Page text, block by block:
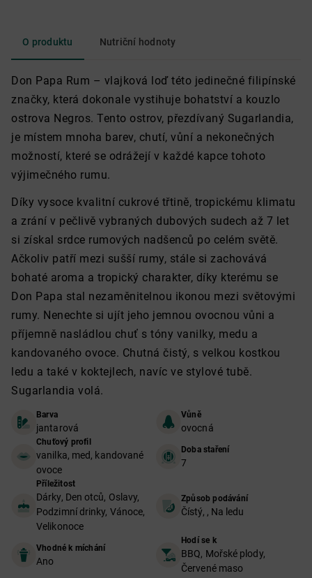
O produktu Nutriční hodnoty
Don Papa Rum – vlajková loď této jedinečné filipínské
značky, která dokonale vystihuje bohatství a kouzlo
ostrova Negros. Tento ostrov, přezdívaný Sugarlandia,
je místem mnoha barev, chutí, vůní a nekonečných
možností, které se odrážejí v každé kapce tohoto
výjimečného rumu.
Díky vysoce kvalitní cukrové třtině, tropickému klimatu
a zrání v pečlivě vybraných dubových sudech až 7 let
si získal srdce rumových nadšenců po celém světě.
Ačkoliv patří mezi sušší rumy, stále si zachovává
bohaté aroma a tropický charakter, díky kterému se
Don Papa stal nezaměnitelnou ikonou mezi světovými
rumy. Nenechte si ujít jeho jemnou ovocnou vůni a
příjemně nasládlou chuť s tóny vanilky, medu a
kandovaného ovoce. Chutná čistý, s velkou kostkou
ledu a také v koktejlech, navíc ve stylové tubě.
Sugarlandia volá.
Barva
jantarová
Vůně
ovocná
Chuťový profil
vanilka, med, kandované
ovoce
Doba staření
7
Příležitost
Dárky, Den otců, Oslavy,
Podzimní drinky, Vánoce,
Velikonoce
Způsob podávání
Čístý, , Na ledu
Vhodné k míchání
Ano
Hodí se k
BBQ, Mořské plody,
Červené maso